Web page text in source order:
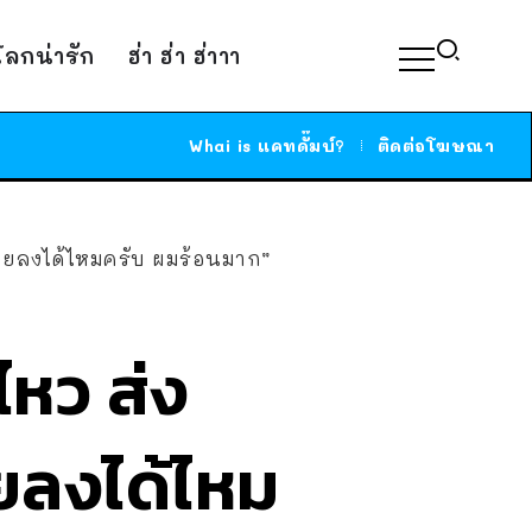
กน่ารัก ฮ่า ฮ่า ฮ่าาา
Whai is แคทดั๊มบ์? ติดต่อโฆษณา
งได้ไหมครับ ผมร้อนมาก”
ว ส่ง
งได้ไหม